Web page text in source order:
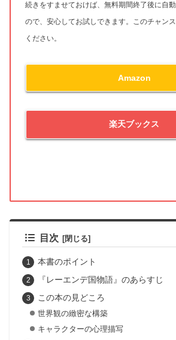
続きをすませておけば、無料期間終了後に自
ので、安心してお試しできます。このチャン
ください。
Amazon
楽天ブックス
目次
本書のポイント
『レーエンデ国物語』のあらすじ
この本の見どころ
世界観の緻密な構築
キャラクターの心理描写